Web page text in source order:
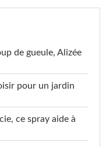
de gueule, Alizée
pour un jardin
ce spray aide à